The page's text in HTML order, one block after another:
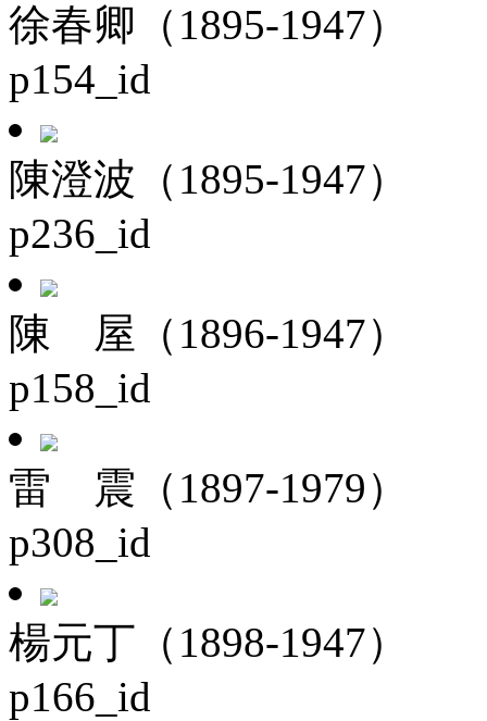
徐春卿（1895-1947）
p154_id
陳澄波（1895-1947）
p236_id
陳 屋（1896-1947）
p158_id
雷 震（1897-1979）
p308_id
楊元丁（1898-1947）
p166_id